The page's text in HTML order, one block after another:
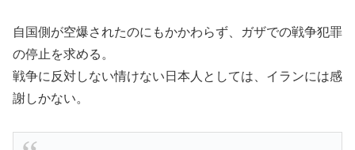
自国側が空爆されたのにもかかわらず、ガザでの戦争犯罪
の停止を求める。
戦争に反対しない情けない日本人としては、イランには感
謝しかない。